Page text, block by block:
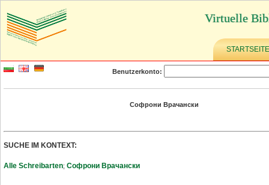
Virtuelle
STARTSEITE
Benutzerkonto:
Софрони Врачански
SUCHE IM KONTEXT:
Alle Schreibarten; Софрони Врачански